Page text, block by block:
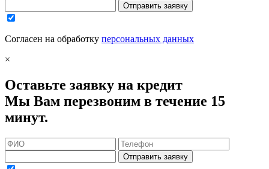
Отправить заявку
Согласен на обработку персональных данных
×
Оставьте заявку на кредит
Мы Вам перезвоним в течение 15
минут.
Отправить заявку